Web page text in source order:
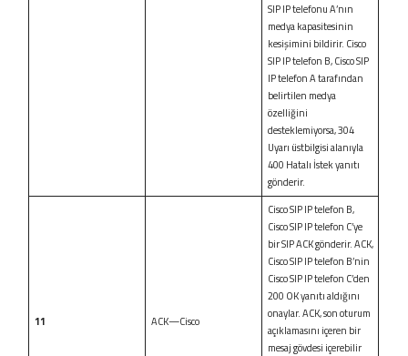
SIP IP telefonu A’nın
medya kapasitesinin
kesişimini bildirir. Cisco
SIP IP telefon B, Cisco SIP
IP telefon A tarafından
belirtilen medya
özelliğini
desteklemiyorsa, 304
Uyarı üstbilgisi alanıyla
400 Hatalı İstek yanıtı
gönderir.
11 ACK—Cisco
Cisco SIP IP telefon B,
Cisco SIP IP telefon C’ye
bir SIP ACK gönderir. ACK,
Cisco SIP IP telefon B’nin
Cisco SIP IP telefon C’den
200 OK yanıtı aldığını
onaylar. ACK, son oturum
açıklamasını içeren bir
mesaj gövdesi içerebilir